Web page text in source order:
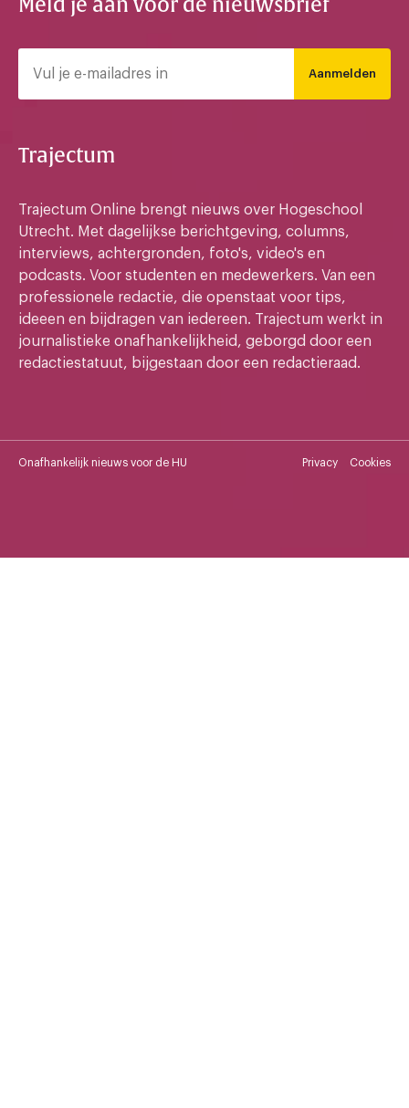
Meld je aan voor de nieuwsbrief
Aanmelden
Trajectum
Trajectum Online brengt nieuws over Hogeschool
Utrecht. Met dagelijkse berichtgeving, columns,
interviews, achtergronden, foto's, video's en
podcasts. Voor studenten en medewerkers. Van een
professionele redactie, die openstaat voor tips,
ideeen en bijdragen van iedereen. Trajectum werkt in
journalistieke onafhankelijkheid, geborgd door een
redactiestatuut, bijgestaan door een redactieraad.
Onafhankelijk nieuws voor de HU Privacy Cookies